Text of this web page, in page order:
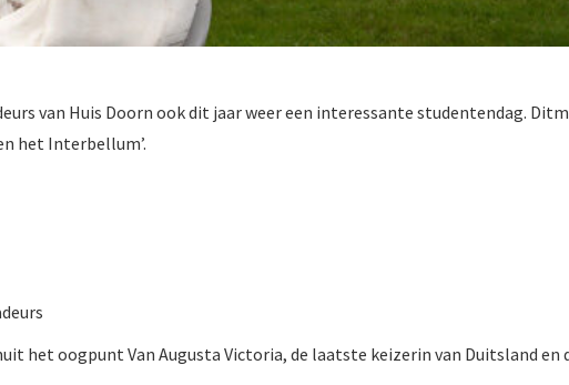
van Huis Doorn ook dit jaar weer een interessante studentendag.
het Interbellum’.
het oogpunt Van Augusta Victoria, de laatste keizerin van Duitsland en